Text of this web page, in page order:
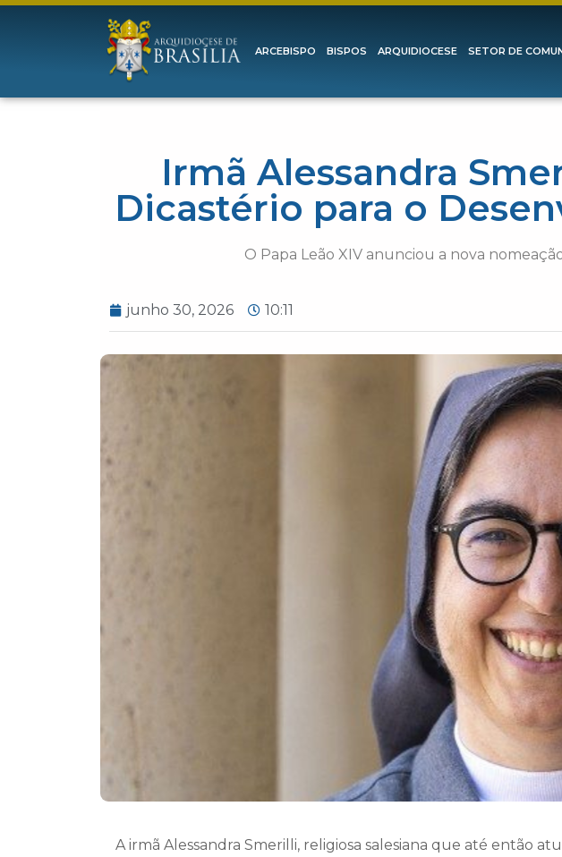
ARCEBISPO BISPOS ARQUIDIOCESE SETOR DE
Irmã Alessandra
Dicastério para o
O Papa Leão XIV anunciou a nova
junho 30, 2026 10:11
A irmã Alessandra Smerilli, religiosa salesiana que até então